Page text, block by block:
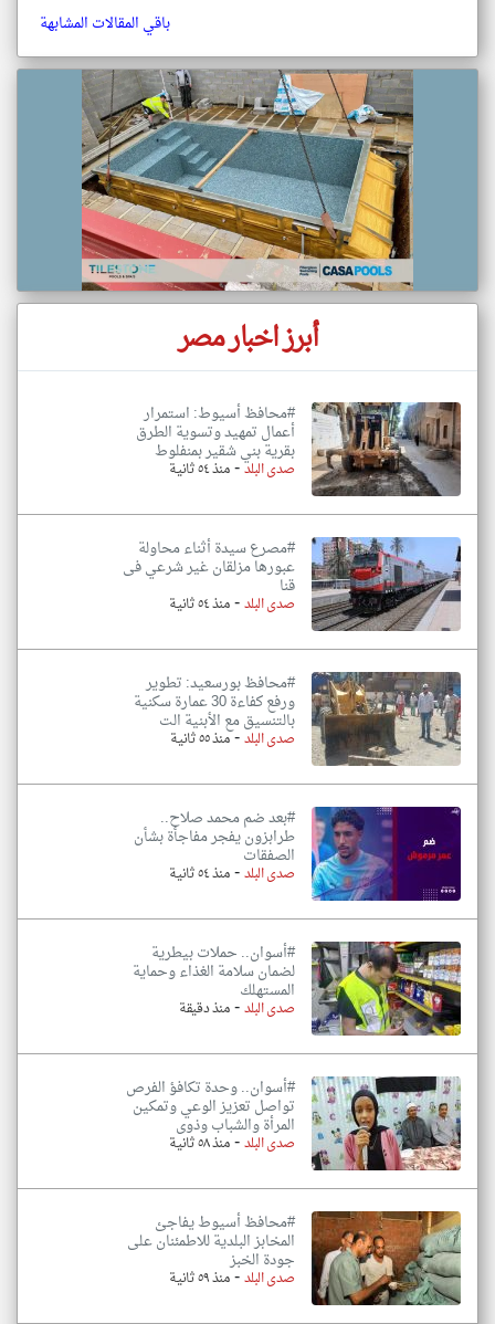
باقي المقالات المشابهة
أبرز اخبار مصر
#محافظ أسيوط: استمرار
أعمال تمهيد وتسوية الطرق
بقرية بني شقير بمنفلوط
صدى البلد-منذ ٥٤ ثانية
#مصرع سيدة أثناء محاولة
عبورها مزلقان غير شرعي فى
قنا
صدى البلد-منذ ٥٤ ثانية
#محافظ بورسعيد: تطوير
ورفع كفاءة 30 عمارة سكنية
بالتنسيق مع الأبنية الت
صدى البلد-منذ ٥٥ ثانية
#بعد ضم محمد صلاح..
طرابزون يفجر مفاجأة بشأن
الصفقات
صدى البلد-منذ ٥٤ ثانية
#أسوان.. حملات بيطرية
لضمان سلامة الغذاء وحماية
المستهلك
صدى البلد-منذ دقيقة
#أسوان.. وحدة تكافؤ الفرص
تواصل تعزيز الوعي وتمكين
المرأة والشباب وذوى
صدى البلد-منذ ٥٨ ثانية
#محافظ أسيوط يفاجئ
المخابز البلدية للاطمئنان على
جودة الخبز
صدى البلد-منذ ٥٩ ثانية